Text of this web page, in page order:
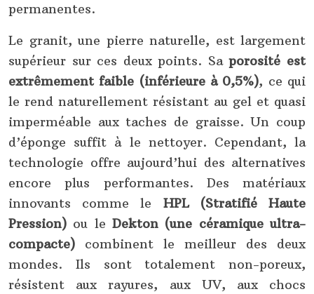
permanentes.
Le granit, une pierre naturelle, est largement
supérieur sur ces deux points. Saporosité est
extrêmement faible (inférieure à 0,5%), ce qui
le rend naturellement résistant au gel et quasi
imperméable aux taches de graisse. Un coup
d’éponge suffit à le nettoyer. Cependant, la
technologie offre aujourd’hui des alternatives
encore plus performantes. Des matériaux
innovants comme le HPL (Stratifié Haute
Pression) ou le Dekton (une céramique ultra-
compacte) combinent le meilleur des deux
mondes. Ils sont totalement non-poreux,
résistent aux rayures, aux UV, aux chocs